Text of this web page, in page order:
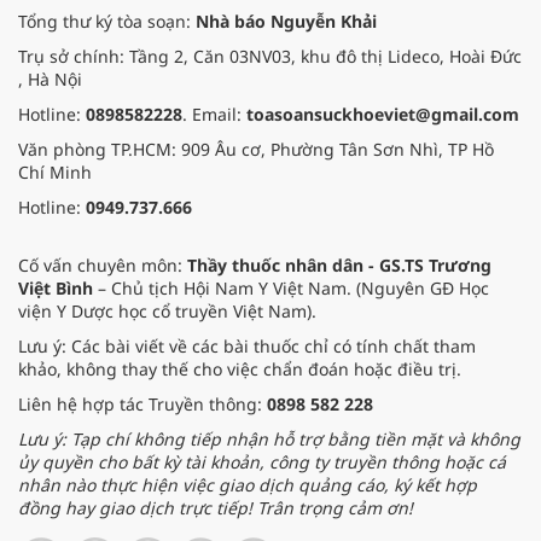
thay đổi đột ngột của thời tiết.
Tổng thư ký tòa soạn: Nhà báo Nguyễn Khải
Trụ sở chính: Tầng 2, Căn 03NV03, khu đô thị Lideco, Hoài Đức
, Hà Nội
Hotline: 0898582228. Email: toasoansuckhoeviet@gmail.com
Văn phòng TP.HCM: 909 Âu cơ, Phường Tân Sơn Nhì, TP Hồ
Chí Minh
Hotline: 0949.737.666
Cố vấn chuyên môn: Thầy thuốc nhân dân - GS.TS Trương
Việt Bình – Chủ tịch Hội Nam Y Việt Nam. (Nguyên GĐ Học
viện Y Dược học cổ truyền Việt Nam).
Lưu ý: Các bài viết về các bài thuốc chỉ có tính chất tham
khảo, không thay thế cho việc chẩn đoán hoặc điều trị.
Liên hệ hợp tác Truyền thông: 0898 582 228
Lưu ý: Tạp chí không tiếp nhận hỗ trợ bằng tiền mặt và không
ủy quyền cho bất kỳ tài khoản, công ty truyền thông hoặc cá
nhân nào thực hiện việc giao dịch quảng cáo, ký kết hợp
đồng hay giao dịch trực tiếp! Trân trọng cảm ơn!